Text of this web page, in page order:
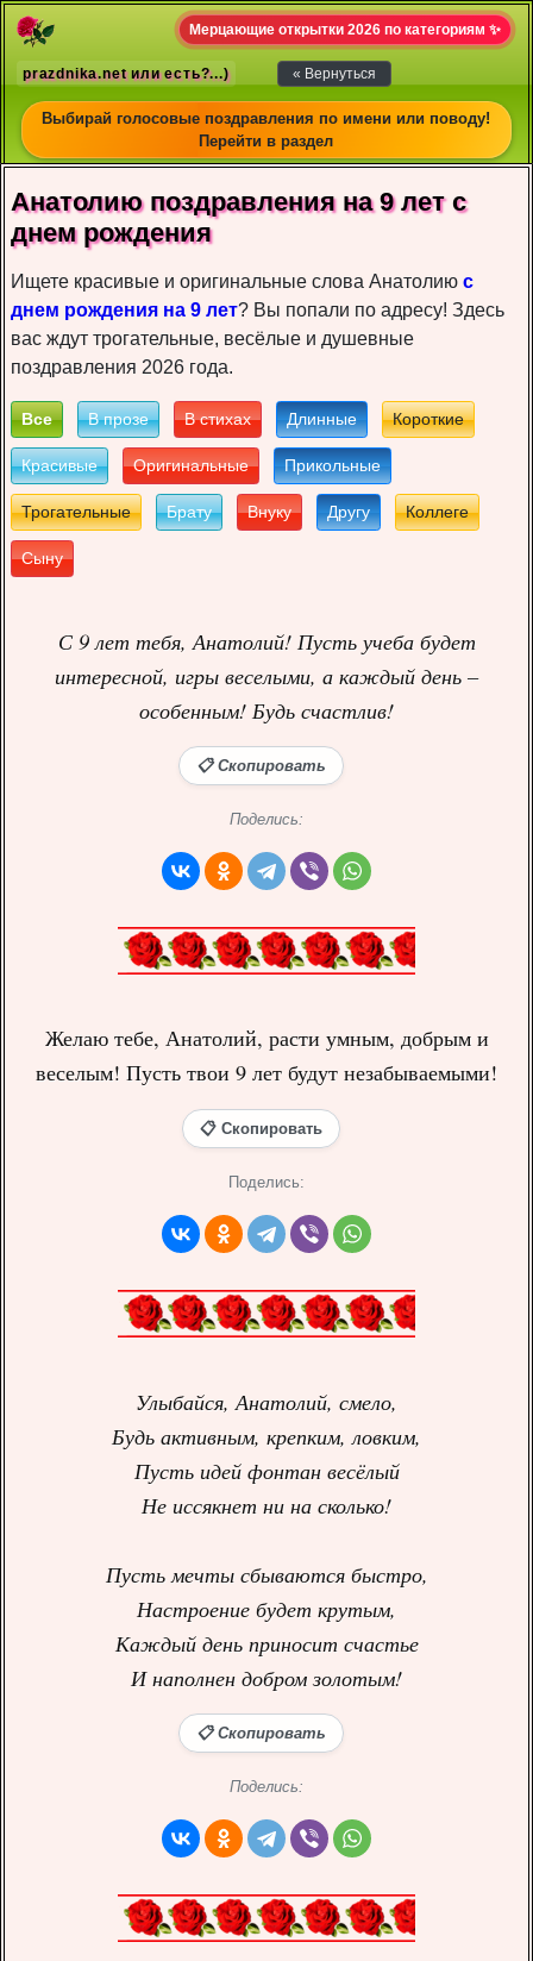
Мерцающие открытки 2026 по категориям ✨
prazdnika.net или есть?...) « Вернуться
Выбирай голосовые поздравления по имени или поводу!
Перейти в раздел
Анатолию пoздрaвлeния на 9 лет c
днeм рoждeния
Ищете красивые и оригинальные слова Анатолию с
днем рождения на 9 лет? Вы попали по адресу! Здесь
вас ждут трогательные, весёлые и душевные
поздравления 2026 года.
Все В прозе В стихах Длинные Короткие
Красивые Оригинальные Прикольные
Трогательные Брату Внуку Другу Коллеге
Сыну
С 9 лет тебя, Анатолий! Пусть учеба будет
интересной, игры веселыми, а каждый день –
особенным! Будь счастлив!
📋 Скопировать
Поделись:
Желаю тебе, Анатолий, расти умным, добрым и
веселым! Пусть твои 9 лет будут незабываемыми!
📋 Скопировать
Поделись:
Улыбайся, Анатолий, смело,
Будь активным, крепким, ловким,
Пусть идей фонтан весёлый
Не иссякнет ни на сколько!
Пусть мечты сбываются быстро,
Настроение будет крутым,
Каждый день приносит счастье
И наполнен добром золотым!
📋 Скопировать
Поделись: